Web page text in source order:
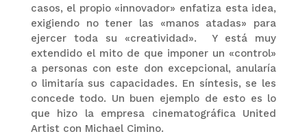
casos, el propio «innovador» enfatiza esta idea,
exigiendo no tener las «manos atadas» para
ejercer toda su «creatividad». Y está muy
extendido el mito de que imponer un «control»
a personas con este don excepcional, anularía
o limitaría sus capacidades. En síntesis, se les
concede todo. Un buen ejemplo de esto es lo
que hizo la empresa cinematográfica United
Artist con Michael Cimino.